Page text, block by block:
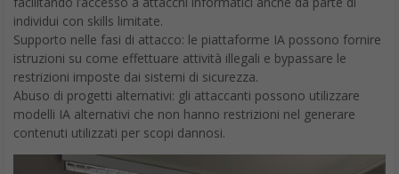
individui con skills limitate.
Supporto nelle fasi di attacco: le piattaforme IA possono fornire
istruzioni su come effettuare attività illegali e bypassare le
restrizioni imposte dai sistemi di sicurezza.
Abuso di progetti alternativi: gli attaccanti possono utilizzare
modelli IA alternativi che non hanno restrizioni nel generare
contenuti utilizzati per scopi dannosi.